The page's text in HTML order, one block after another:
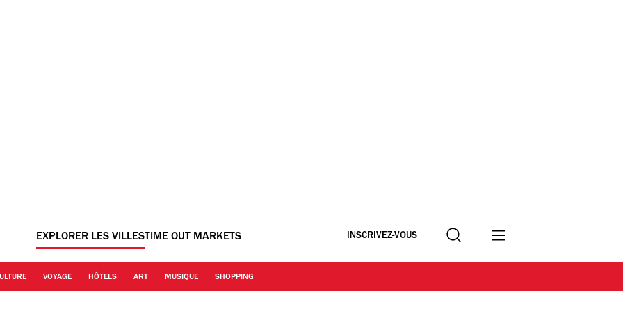
EXPLORER LES VILLESTIME OUT MARKETS INSCRIVEZ-VOUS Recherche
VOYAGE HÔTELS ART MUSIQUE SHOPPING